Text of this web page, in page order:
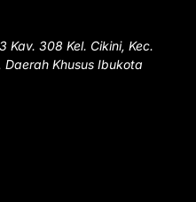
Kav. 308 Kel. Cikini, Kec.
Khusus Ibukota